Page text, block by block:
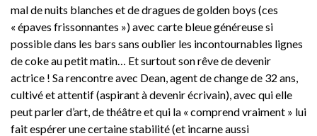
mal de nuits blanches et de dragues de golden boys (ces
« épaves frissonnantes ») avec carte bleue généreuse si
possible dans les bars sans oublier les incontournables lignes
de coke au petit matin… Et surtout son rêve de devenir
actrice ! Sa rencontre avec Dean, agent de change de 32 ans,
cultivé et attentif (aspirant à devenir écrivain), avec qui elle
peut parler d’art, de théâtre et qui la « comprend vraiment » lui
fait espérer une certaine stabilité (et incarne aussi